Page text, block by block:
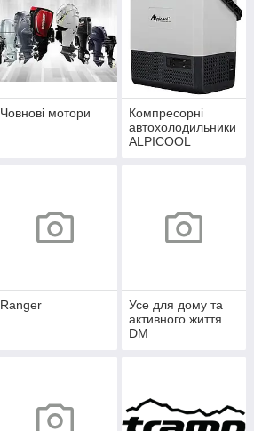
Човнові мотори
Компресорні
автохолодильники
ALPICOOL
Ranger
Усе для дому та
активного життя
DM